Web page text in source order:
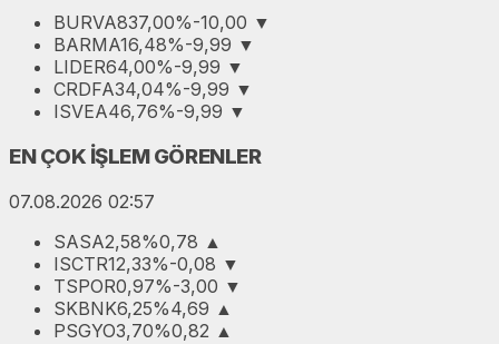
BURVA837,00%-10,00 ▼
BARMA16,48%-9,99 ▼
LIDER64,00%-9,99 ▼
CRDFA34,04%-9,99 ▼
ISVEA46,76%-9,99 ▼
EN ÇOK İŞLEM GÖRENLER
07.08.2026 02:57
SASA2,58%0,78 ▲
ISCTR12,33%-0,08 ▼
TSPOR0,97%-3,00 ▼
SKBNK6,25%4,69 ▲
PSGYO3,70%0,82 ▲